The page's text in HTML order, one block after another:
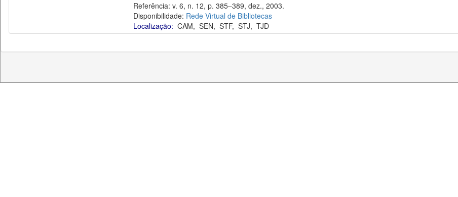
Referência: v. 6, n. 12, p. 385–389, dez., 2003.
Disponibilidade: Rede Virtual de Bibliotecas
Localização: CAM, SEN, STF, STJ, TJD